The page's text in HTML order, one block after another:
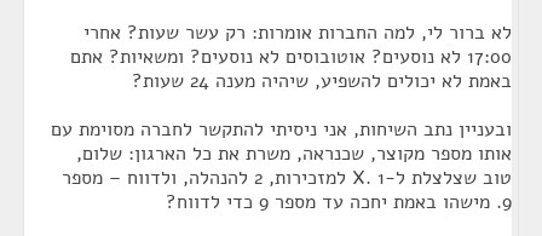
לא ברור לי, למה החברות אומרות: רק עשר שעות? אחרי
17:00 לא נוסעים? אוטובוסים לא נוסעים? ומשאיות? אתם
באמת לא יכולים להשפיע, שיהיה מענה 24 שעות?
ובעניין נתב השיחות, אני ניסיתי להתקשר לחברה מסוימת עם
אותו מספר מקוצר, שכנראה, משרת את כל הארגון: שלום,
טוב שצלצלת ל-X. 1 למזכירות, 2 להנהלה, ולדווח – מספר
9. מישהו באמת יחכה עד מספר 9 כדי לדווח?